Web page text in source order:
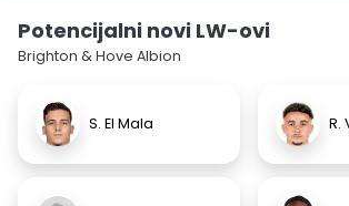
Potencijalni novi LW-ovi
Brighton & Hove Albion
S. El Mala R.